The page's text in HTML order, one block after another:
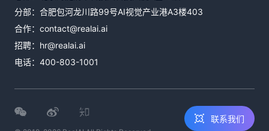
分部：合肥包河龙川路99号AI视觉产业港A3楼403
合作： contact@realai.ai
招聘： hr@realai.ai
电话： 400-803-1001
联系我们
邮件咨询
contact@realai.ai